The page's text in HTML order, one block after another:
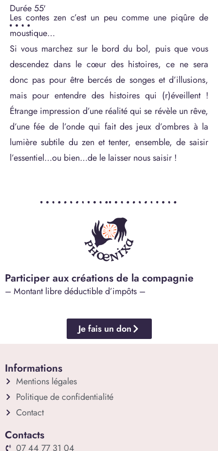
Durée 55′
Les contes zen c’est un peu comme une piqûre de
moustique…
Si vous marchez sur le bord du bol, puis que vous
descendez dans le cœur des histoires, ce ne sera
donc pas pour être bercés de songes et d’illusions,
mais pour entendre des histoires qui (r)éveillent !
Étrange impression d’une réalité qui se révèle un rêve,
d’une fée de l’onde qui fait des jeux d’ombres à la
lumière subtile du zen et tenter, ensemble, de saisir
l’essentiel…ou bien…de le laisser nous saisir !
Participer aux créations de la compagnie
– Montant libre déductible d’impôts –
Je fais un don
Informations
Mentions légales
Politique de confidentialité
Contact
Contacts
07 44 77 31 04